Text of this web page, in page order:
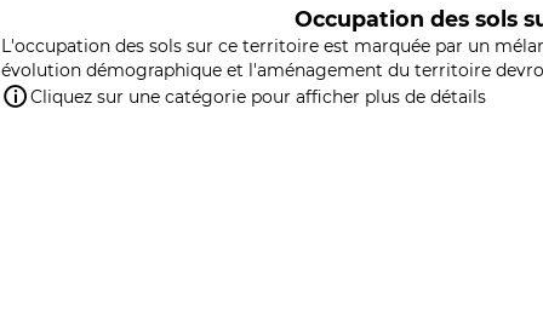
Occupation des sols
L'occupation des sols sur ce territoire est marquée par un
évolution démographique et l'aménagement du territoire
Cliquez sur une catégorie pour afficher plus de détails